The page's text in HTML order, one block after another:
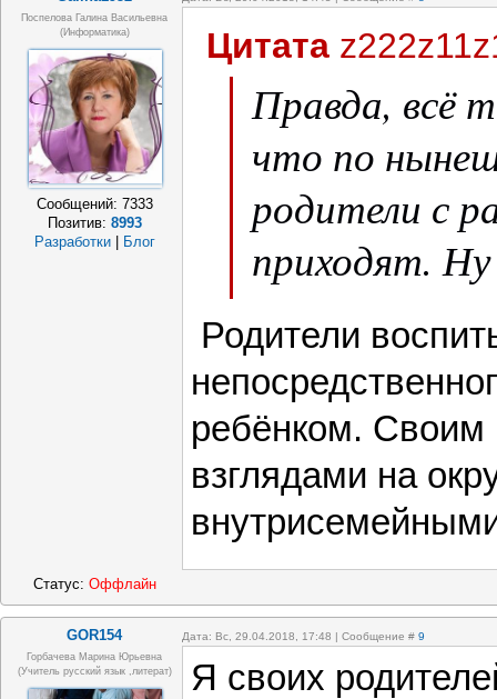
Поспелова Галина Васильевна
(информатика)
Сообщений: 7333
Позитив: 8993
Разработки
Блог
Цитата
Правда, всё
что по
родители с
приходят.
Родители
ребёнком. Своим
взглядами на
Статус: Оффлайн
GOR154 Дата: Вс, 29.04.2018, 17:48 | Сообщение # 9
Горбачева Марина Юрьевна
(учитель русский язык ,литерат)
Я своих